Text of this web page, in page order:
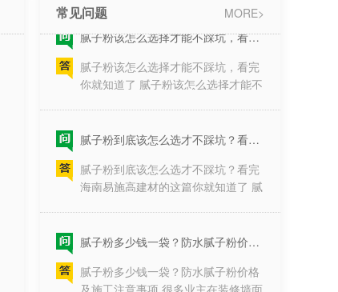
常见问题 MORE>
要抵抗风吹日晒所以粘性大、强度
腻子就比较健康环保，所以内墙不外
用，外墙不内用。3、性能不同。内
墙腻子比较细腻，所以主要一遇到水
腻子粉该怎么选择才能不踩坑，看完你就知道了
腻子粉该怎么选择才能不踩坑，看完
你就知道了 腻子粉该怎么选择才能不
踩坑，装修进行到墙面阶段，腻子粉
的选择至关重要，却常常被忽视。它
作为墙面的“基底”，直接决定了乳胶
关乎居住环境的健康。面对市场上品
牌繁多、名称各异的腻子粉产品，许
多业主感到无从下手。是选最贵的，
腻子粉到底该怎么选才不踩坑？看完海南易施高建材的这篇你就知道了
腻子粉到底该怎么选才不踩坑？看完
海南易施高建材的这篇你就知道了 腻
子粉到底该怎么选才不踩坑？装修界
流传着一句行话：“墙面装修，三分
面，七分底”。很多业主在装修时，不
略了最基础的底层材料——腻子粉。
一旦腻子粉质量不过关，再好的面漆
也会出现起皮、开裂、发霉、脱落
腻子粉多少钱一袋？防水腻子粉价格及施工注意事项
腻子粉多少钱一袋？防水腻子粉价格
及施工注意事项 很多业主在装修墙面
时都会关心，腻子粉多少钱一袋，尤